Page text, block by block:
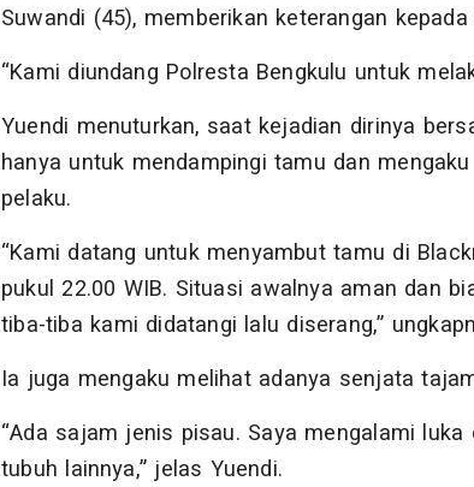
Suwandi (45), memberikan keterangan
“Kami diundang Polresta Bengkulu untuk
Yuendi menuturkan, saat kejadian dirinya
hanya untuk mendampingi tamu dan
pelaku.
“Kami datang untuk menyambut tamu di
pukul 22.00 WIB. Situasi awalnya aman dan
tiba-tiba kami didatangi lalu diserang,”
Ia juga mengaku melihat adanya senjata
“Ada sajam jenis pisau. Saya mengalami
tubuh lainnya,” jelas Yuendi.